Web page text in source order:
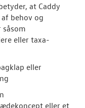
at Caddy
behov og
eller taxa-
eller
eller et